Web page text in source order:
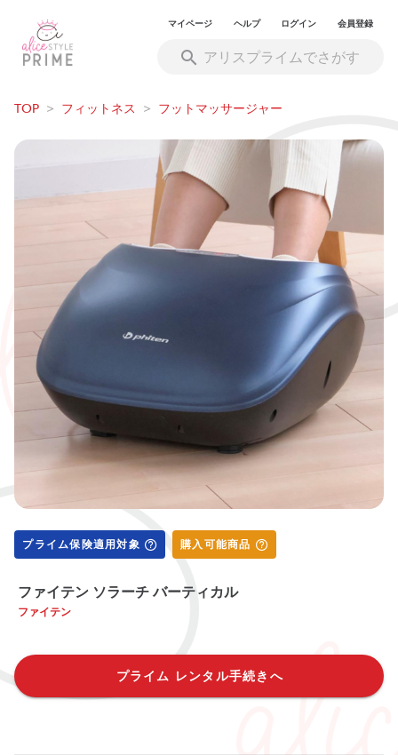
マイページ ヘルプ ログイン 会員登録
TOP > フィットネス > フットマッサージャー
プライム保険適用対象 購入可能商品
ファイテン ソラーチ バーティカル
ファイテン
プライム レンタル手続きへ